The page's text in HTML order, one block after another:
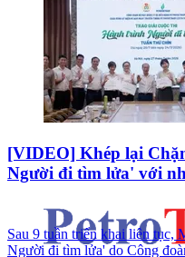
[VIDEO] Khép lại
Người đi tìm lửa' với
Sau 9 tuần triển khai liên tục,
Người đi tìm lửa' do Công